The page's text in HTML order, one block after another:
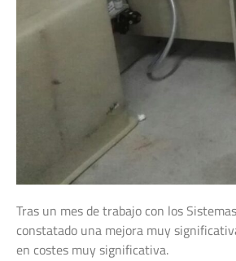
Tras un mes de trabajo con los
constatado una mejora muy
en costes muy significativa.